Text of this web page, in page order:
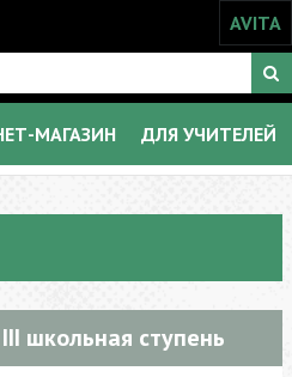
AVITA
МАГАЗИН ДЛЯ УЧИТЕЛЕЙ
школьная ступень